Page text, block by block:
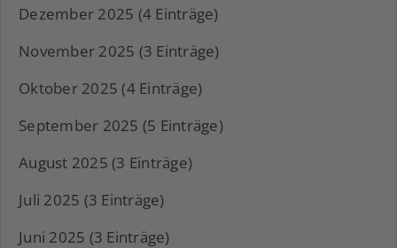
Dezember 2025 (4 Einträge)
November 2025 (3 Einträge)
Oktober 2025 (4 Einträge)
September 2025 (5 Einträge)
August 2025 (3 Einträge)
Juli 2025 (3 Einträge)
Juni 2025 (3 Einträge)